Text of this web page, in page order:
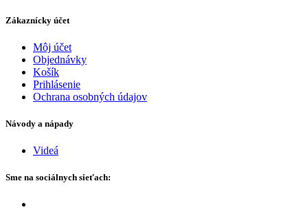
Zákaznícky účet
Môj účet
Objednávky
Košík
Prihlásenie
Ochrana osobných údajov
Návody a nápady
Videá
Sme na sociálnych sieťach: